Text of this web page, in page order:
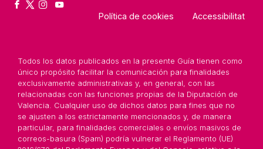
Política de cookies Accessibilitat
Todos los datos publicados en la presente Guía tienen como
único propósito facilitar la comunicación para finalidades
exclusivamente administrativas y, en general, con las
relacionadas con las funciones propias de la Diputación de
Valencia. Cualquier uso de dichos datos para fines que no
se ajusten a los estrictamente mencionados y, de manera
particular, para finalidades comerciales o envíos masivos de
correos-basura (Spam) podría vulnerar el Reglamento (UE)